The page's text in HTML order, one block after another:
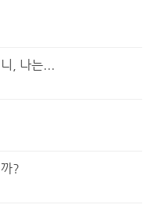
, 나는...
?